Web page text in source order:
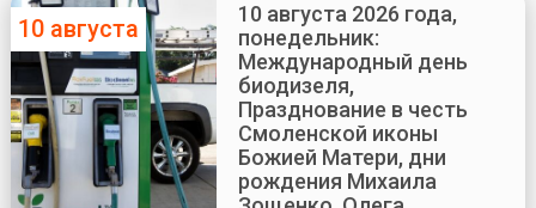
10 августа
10 августа 2026 года,
понедельник:
Международный день
биодизеля,
Празднование в честь
Смоленской иконы
Божией Матери, дни
рождения Михаила